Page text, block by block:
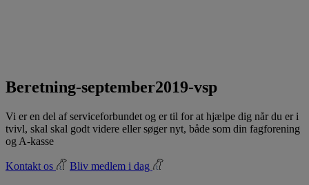
Beretning-september2019-vsp
Vi er en del af serviceforbundet og er til for at hjælpe dig når du er i
tvivl, skal skal godt videre eller søger nyt, både som din fagforening
og A-kasse
Kontakt os Bliv medlem i dag